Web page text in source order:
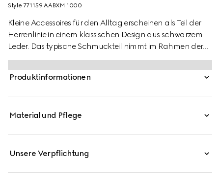
Style ‎771159 AABXM 1000
Kleine Accessoires für den Alltag erscheinen als Teil der
Herrenlinie in einem klassischen Design aus schwarzem
Leder. Das typische Schmuckteil nimmt im Rahmen der
Cruise 2024 Kollektion die Form des Gucci Schriftzugs an
und sorgt so für einen dezenten Logo-Look. Dieses
längliche Kartenetui ist mit acht Kartenfächern und zwei
Produktinformationen
Material und Pflege
Unsere Verpflichtung